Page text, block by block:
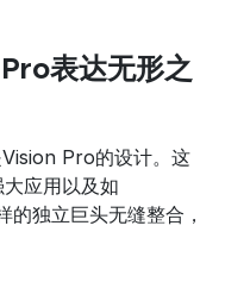
表达无形之
应用以及如
独立巨头无缝整合，